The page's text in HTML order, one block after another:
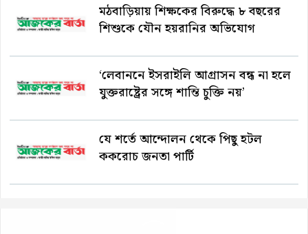
মঠবাড়িয়ায় শিক্ষকের বিরুদ্ধে ৮ বছরের
শিশুকে যৌন হয়রানির অভিযোগ
‘লেবাননে ইসরাইলি আগ্রাসন বন্ধ না হলে
যুক্তরাষ্ট্রের সঙ্গে শান্তি চুক্তি নয়’
যে শর্তে আন্দোলন থেকে পিছু হটল
ককরোচ জনতা পার্টি